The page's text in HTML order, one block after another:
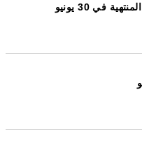
في 30 يونيو